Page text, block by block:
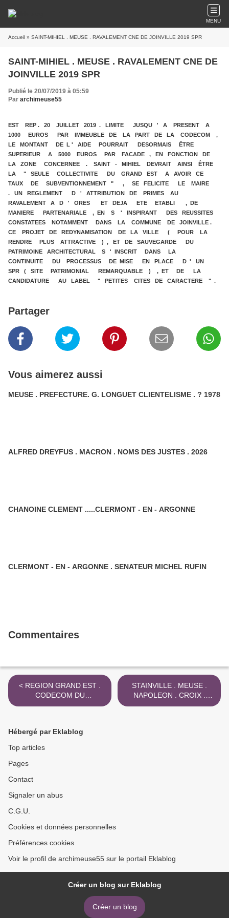
MENU
Accueil » SAINT-MIHIEL . MEUSE . RAVALEMENT CNE DE JOINVILLE 2019 SPR
SAINT-MIHIEL . MEUSE . RAVALEMENT CNE DE
JOINVILLE 2019 SPR
Publié le 20/07/2019 à 05:59
Par archimeuse55
EST REP . 20 JUILLET 2019 . LIMITE JUSQU ' A PRESENT A
1000 EUROS PAR IMMEUBLE DE LA PART DE LA CODECOM ,
LE MONTANT DE L ' AIDE POURRAIT DESORMAIS ÊTRE
SUPERIEUR A 5000 EUROS PAR FACADE , EN FONCTION DE
LA ZONE CONCERNEE . SAINT - MIHIEL DEVRAIT AINSI ÊTRE
LA " SEULE COLLECTIVITE DU GRAND EST A AVOIR CE
TAUX DE SUBVENTIONNEMENT " , SE FELICITE LE MAIRE
. UN REGLEMENT D ' ATTRIBUTION DE PRIMES AU
RAVALEMENT A D ' ORES ET DEJA ETE ETABLI , DE
MANIERE PARTENARIALE , EN S ' INSPIRANT DES REUSSITES
CONSTATEES NOTAMMENT DANS LA COMMUNE DE JOINVILLE .
CE PROJET DE REDYNAMISATION DE LA VILLE ( POUR LA
RENDRE PLUS ATTRACTIVE ) , ET DE SAUVEGARDE DU
PATRIMOINE ARCHITECTURAL S ' INSCRIT DANS LA
CONTINUITE DU PROCESSUS DE MISE EN PLACE D ' UN
SPR ( SITE PATRIMONIAL REMARQUABLE ) , ET DE LA
CANDIDATURE AU LABEL " PETITES CITES DE CARACTERE " .
Partager
Vous aimerez aussi
MEUSE . PREFECTURE. G. LONGUET CLIENTELISME . ? 1978
ALFRED DREYFUS . MACRON . NOMS DES JUSTES . 2026
CHANOINE CLEMENT .....CLERMONT - EN - ARGONNE
CLERMONT - EN - ARGONNE . SENATEUR MICHEL RUFIN
Commentaires
< REGION GRAND EST .
CODECOM DU
SAMMIELLOIS . FACADES
STAINVILLE . MEUSE .
NAPOLEON . CROIX .
CIMETIERE .
Hébergé par Eklablog
Top articles
Pages
Contact
Signaler un abus
C.G.U.
Cookies et données personnelles
Préférences cookies
Voir le profil de archimeuse55 sur le portail Eklablog
Créer un blog sur Eklablog
Créer un blog